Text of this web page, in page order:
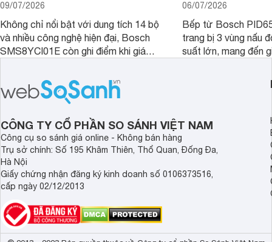
09/07/2026
Không chỉ nổi bật với dung tích 14 bộ
và nhiều công nghệ hiện đại, Bosch
SMS8YCI01E còn ghi điểm khi giá
thời điểm mới mở bán, mang lại tỷ lệ
giá trị/chi phí hấp dẫn hơn cho người
dùng đang tìm kiếm một mẫu máy rửa
bát cao cấp.
06/07/2026
Bếp từ Bosch
trang bị 3 vùng nấu
suất lớn, mang đến
CÔNG TY CỔ PHẦN SO SÁNH VIỆT NAM
Công cụ so sánh giá online - Không bán hàng
Trụ sở chính: Số 195 Khâm Thiên, Thổ Quan, Đống Đa,
Hà Nội
Giấy chứng nhận đăng ký kinh doanh số 0106373516,
cấp ngày 02/12/2013